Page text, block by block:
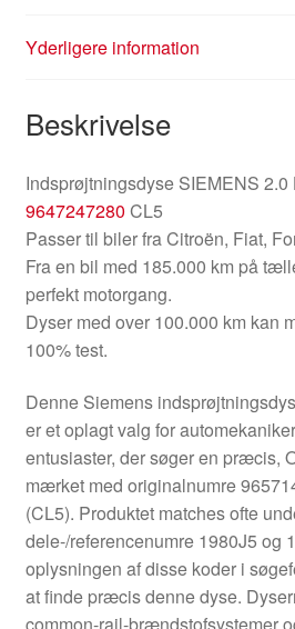
Yderligere information
Beskrivelse
Indsprøjtningsdyse SIEMENS
9647247280 CL5
Passer til biler fra Citroën, Fiat,
Fra en bil med 185.000 km på
perfekt motorgang.
Dyser med over 100.000 km kan
100% test.
Denne Siemens
er et oplagt valg for
entusiaster, der søger en præcis,
mærket med originalnumre
(CL5). Produktet matches ofte
dele-/referencenumre 1980J5 og
oplysningen af disse koder i
at finde præcis denne dyse.